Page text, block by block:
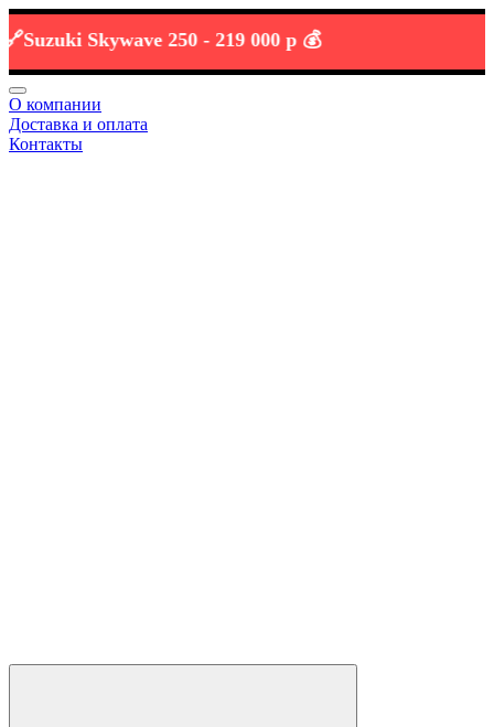
Skywave 250 -219 000 р 💰
О компании
Доставка и оплата
Контакты